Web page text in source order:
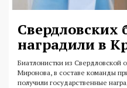
Свердловских
наградили в
Биатлонистки из Свердловской
Миронова, в составе команды
получили государственные